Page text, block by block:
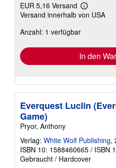
EUR 5,16 Versand
Weitere
Versand innerhalb von USA
Anzahl: 1 verfügbar
In den
Everquest Luclin
Game)
Pryor, Anthony
Verlag: White Wolf Publishing,
ISBN 10: 1588460665 / ISBN
Gebraucht / Hardcover